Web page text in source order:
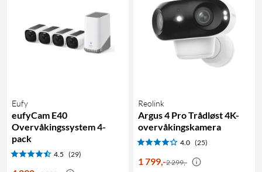
Eufy
eufyCam E40
Overvåkingssystem 4-
pack
4.5 (29)
Reolink
Argus 4 Pro Trådløst 4K-
overvåkingskamera
4.0 (25)
1 799,-2 299,-